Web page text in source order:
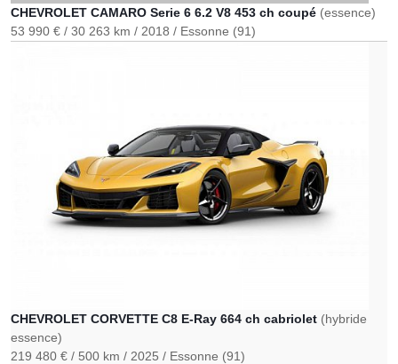
CHEVROLET CAMARO Serie 6 6.2 V8 453 ch coupé (essence)
53 990 €
30 263 km 2018 Essonne (91)
CHEVROLET CORVETTE C8 E-Ray 664 ch cabriolet (hybride
essence)
219 480 €
500 km 2025 Essonne (91)